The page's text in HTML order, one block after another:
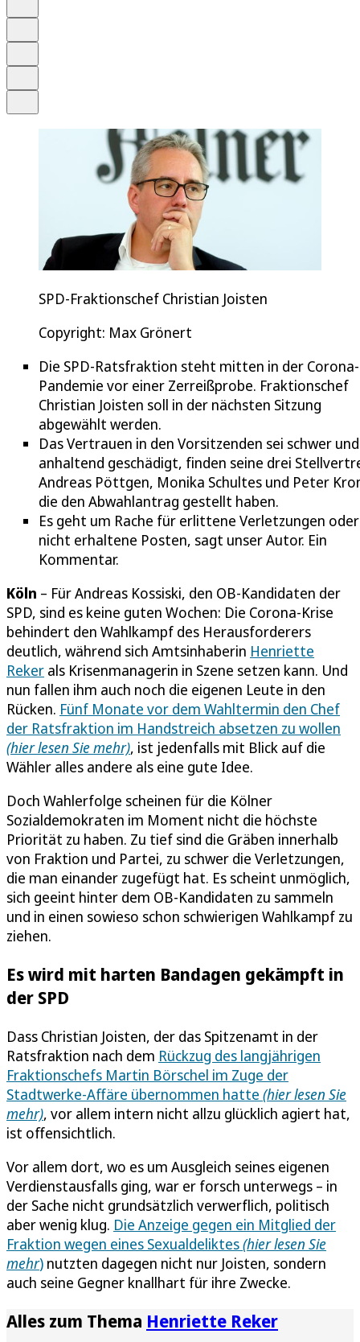
SPD-Fraktionschef Christian Joisten
Copyright: Max Grönert
Die SPD-Ratsfraktion steht mitten in der Corona-
Pandemie vor einer Zerreißprobe. Fraktionschef
Christian Joisten soll in der nächsten Sitzung
abgewählt werden.
Das Vertrauen in den Vorsitzenden sei schwer und
anhaltend geschädigt, finden seine drei
Andreas Pöttgen, Monika Schultes und Peter
die den Abwahlantrag gestellt haben.
Es geht um Rache für erlittene Verletzungen oder
nicht erhaltene Posten, sagt unser Autor. Ein
Kommentar.
Köln – Für Andreas Kossiski, den OB-Kandidaten der
SPD, sind es keine guten Wochen: Die Corona-Krise
behindert den Wahlkampf des Herausforderers
deutlich, während sich Amtsinhaberin Henriette
Reker als Krisenmanagerin in Szene setzen kann. Und
nun fallen ihm auch noch die eigenen Leute in den
Rücken. Fünf Monate vor dem Wahltermin den Chef
der Ratsfraktion im Handstreich absetzen zu wollen
(hier lesen Sie mehr), ist jedenfalls mit Blick auf die
Wähler alles andere als eine gute Idee.
Doch Wahlerfolge scheinen für die Kölner
Sozialdemokraten im Moment nicht die höchste
Priorität zu haben. Zu tief sind die Gräben innerhalb
von Fraktion und Partei, zu schwer die Verletzungen,
die man einander zugefügt hat. Es scheint unmöglich,
sich geeint hinter dem OB-Kandidaten zu sammeln
und in einen sowieso schon schwierigen Wahlkampf zu
ziehen.
Es wird mit harten Bandagen gekämpft in
der SPD
Dass Christian Joisten, der das Spitzenamt in der
Ratsfraktion nach dem Rückzug des langjährigen
Fraktionschefs Martin Börschel im Zuge der
Stadtwerke-Affäre übernommen hatte (hier lesen Sie
mehr), vor allem intern nicht allzu glücklich agiert hat,
ist offensichtlich.
Vor allem dort, wo es um Ausgleich seines eigenen
Verdienstausfalls ging, war er forsch unterwegs – in
der Sache nicht grundsätzlich verwerflich, politisch
aber wenig klug. Die Anzeige gegen ein Mitglied der
Fraktion wegen eines Sexualdeliktes(hier lesen Sie
mehr) nutzten dagegen nicht nur Joisten, sondern
auch seine Gegner knallhart für ihre Zwecke.
Alles zum Thema Henriette Reker